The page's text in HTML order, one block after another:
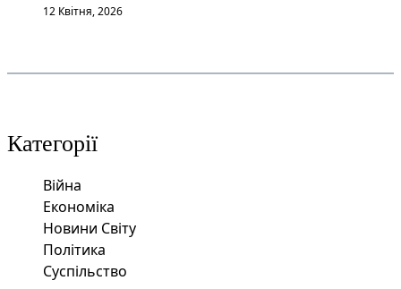
12 Квітня, 2026
Категорії
Війна
Економіка
Новини Світу
Політика
Суспільство